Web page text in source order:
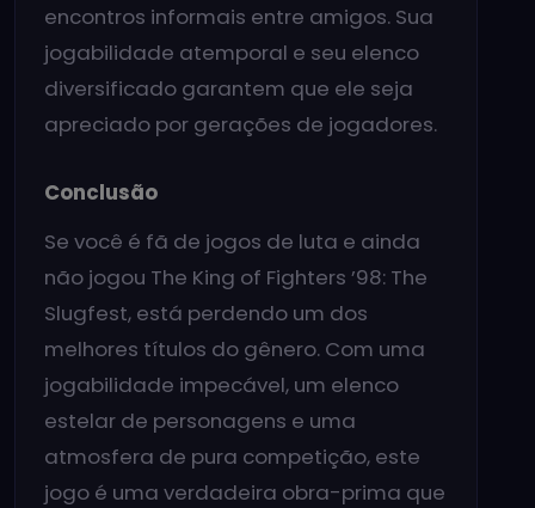
encontros informais entre amigos. Sua
jogabilidade atemporal e seu elenco
diversificado garantem que ele seja
apreciado por gerações de jogadores.
Conclusão
Se você é fã de jogos de luta e ainda
não jogou The King of Fighters ’98: The
Slugfest, está perdendo um dos
melhores títulos do gênero. Com uma
jogabilidade impecável, um elenco
estelar de personagens e uma
atmosfera de pura competição, este
jogo é uma verdadeira obra-prima que